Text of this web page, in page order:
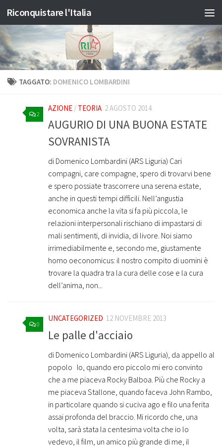
Salta al contenuto
Riconquistare l'Italia
TAGGATO: DOMENICO LOMBARDINI
2
AZIONE / TEORIA 2 AGOSTO 2014
AUGURIO DI UNA BUONA ESTATE
SOVRANISTA
di Domenico Lombardini (ARS Liguria) Cari
compagni, care compagne, spero di trovarvi bene
e spero possiate trascorrere una serena estate,
anche in questi tempi difficili. Nell’angustia
economica anche la vita si fa più piccola, le
relazioni interpersonali rischiano di impastarsi di
mali sentimenti, di invidia, di livore. Noi siamo
irrimediabilmente e, secondo me, giustamente
homo oeconomicus: il nostro compito di uomini è
trovare la quadra tra la cura delle cose e la cura
dell’anima, non...
0
UNCATEGORIZED 12 NOVEMBRE 2013
Le palle d'acciaio
di Domenico Lombardini (ARS Liguria), da appello al
popolo Io, quando ero piccolo mi ero convinto
che a me piaceva Rocky Balboa. Più che Rocky a
me piaceva Stallone, quando faceva John Rambo,
in particolare quando si cuciva ago e filo una ferita
assai profonda del braccio. Mi ricordo che, una
volta, sarà stata la centesima volta che io lo
vedevo, il film, un amico più grande di me, il